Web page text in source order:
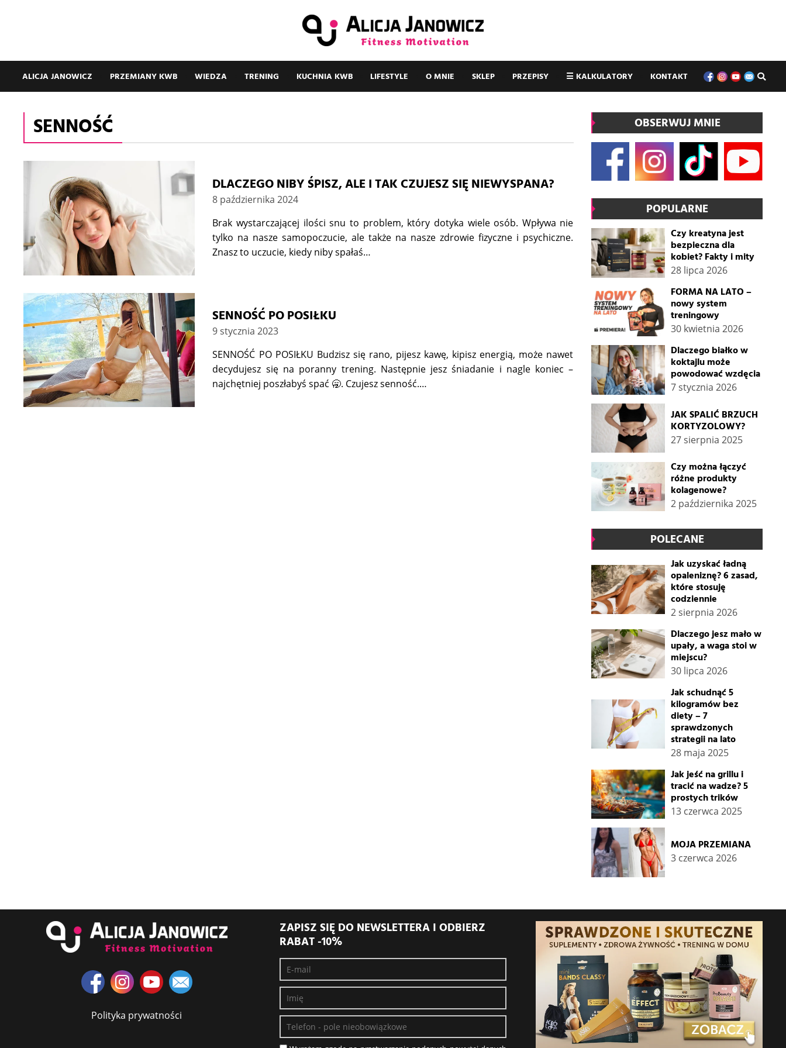
ALICJA JANOWICZ PRZEMIANY KWB WIEDZA TRENING KUCHNIA KWB LIFESTYLE O MNIE SKLEP PRZEPISY ☰ KALKULATORY KONTAKT
SENNOŚĆ
DLACZEGO NIBY ŚPISZ, ALE I TAK CZUJESZ SIĘ NIEWYSPANA?
8 października 2024
Brak wystarczającej ilości snu to problem, który dotyka wiele osób. Wpływa nie
tylko na nasze samopoczucie, ale także na nasze zdrowie fizyczne i psychiczne.
Znasz to uczucie, kiedy niby spałaś…
SENNOŚĆ PO POSIŁKU
9 stycznia 2023
SENNOŚĆ PO POSIŁKU Budzisz się rano, pijesz kawę, kipisz energią, może nawet
decydujesz się na poranny trening. Następnie jesz śniadanie i nagle koniec –
najchętniej poszłabyś spać 🥱. Czujesz senność.…
OBSERWUJ MNIE
POPULARNE
Czy kreatyna jest
bezpieczna dla
kobiet? Fakty i mity
28 lipca 2026
FORMA NA LATO –
nowy system
treningowy
30 kwietnia 2026
Dlaczego białko w
koktajlu może
powodować wzdęcia
7 stycznia 2026
JAK SPALIĆ BRZUCH
KORTYZOLOWY?
27 sierpnia 2025
Czy można łączyć
różne produkty
kolagenowe?
2 października 2025
POLECANE
Jak uzyskać ładną
opaleniznę? 6 zasad,
które stosuję
codziennie
2 sierpnia 2026
Dlaczego jesz mało w
upały, a waga stoi w
miejscu?
30 lipca 2026
Jak schudnąć 5
kilogramów bez
diety – 7
sprawdzonych
strategii na lato
28 maja 2025
Jak jeść na grillu i
tracić na wadze? 5
prostych trików
13 czerwca 2025
MOJA PRZEMIANA
3 czerwca 2026
Polityka prywatności
ZAPISZ SIĘ DO NEWSLETTERA I ODBIERZ
RABAT -10%